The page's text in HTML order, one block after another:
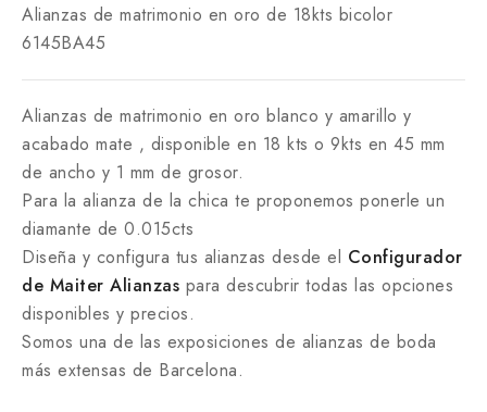
Alianzas de matrimonio en oro de 18kts bicolor
6145BA45
Alianzas de matrimonio en oro blanco y amarillo y
acabado mate , disponible en 18 kts o 9kts en 45 mm
de ancho y 1 mm de grosor.
Para la alianza de la chica te proponemos ponerle un
diamante de 0.015cts
Diseña y configura tus alianzas desde el Configurador
de Maiter Alianzas para descubrir todas las opciones
disponibles y precios.
Somos una de las exposiciones de alianzas de boda
más extensas de Barcelona.